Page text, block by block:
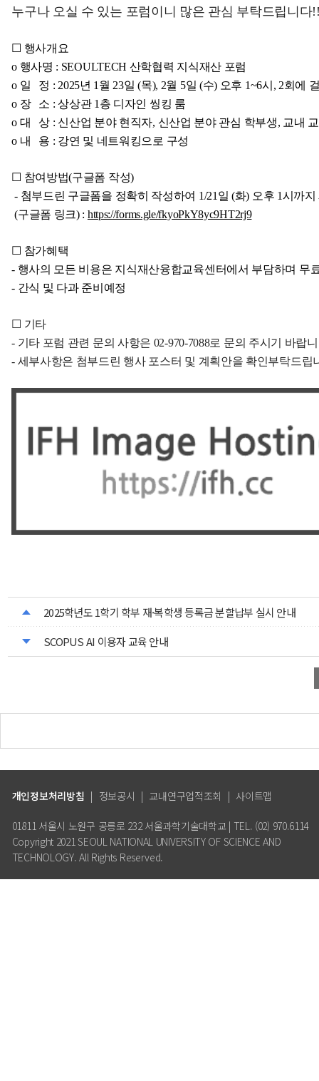
누구나 오실 수 있는 포럼이니 많은 관심 부탁드립니다
☐ 행사개요
o 행사명 : SEOULTECH 산학협력 지식재산 포럼
o 일 정 : 2025년 1월 23일 (목), 2월 5일 (수) 오후 1~6시, 2회에
o 장 소 : 상상관 1층 디자인 씽킹 룸
o 대 상 : 신산업 분야 현직자, 신산업 분야 관심 학부생, 교내
o 내 용 : 강연 및 네트워킹으로 구성
☐ 참여방법(구글폼 작성)
- 첨부드린 구글폼을 정확히 작성하여 1/21일 (화) 오후 1시까지
(구글폼 링크) : https://forms.gle/fkyoPkY8yc9HT2rj9
☐ 참가혜택
- 행사의 모든 비용은 지식재산융합교육센터에서 부담하며 무
- 간식 및 다과 준비예정
☐ 기타
- 기타 포럼 관련 문의 사항은 02-970-7088로 문의 주시기 바랍
- 세부사항은 첨부드린 행사 포스터 및 계획안을 확인부탁드립
2025학년도 1학기 학부 재·복학생 등록금 분할납부 실시 안내
SCOPUS AI 이용자 교육 안내
개인정보처리방침 | 정보공시 | 교내연구업적조회 | 사이트맵
01811 서울시 노원구 공릉로 232 서울과학기술대학교 | TEL. (02) 970.6114
Copyright 2021 SEOUL NATIONAL UNIVERSITY OF SCIENCE AND
TECHNOLOGY. All Rights Reserved.